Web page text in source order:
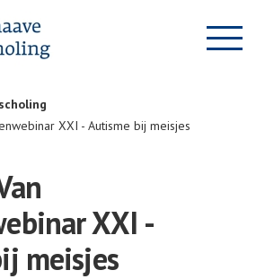
XXI - Autisme bij meisjes
XXI -
meisjes